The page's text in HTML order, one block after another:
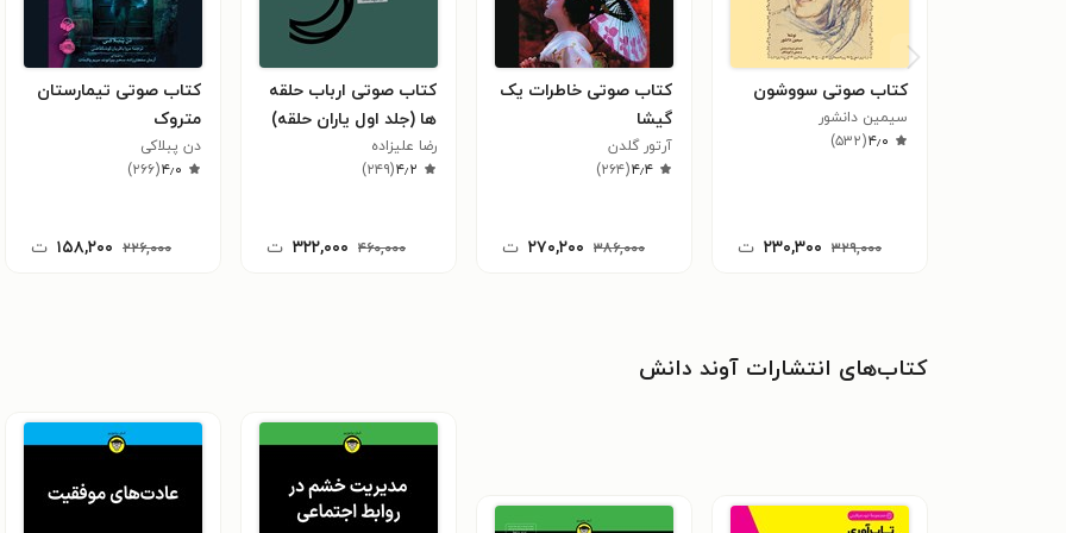
کتاب صوتی سووشون
سیمین دانشور
۴٫۰(۵۳۲)
۳۲۹,۰۰۰ ۲۳۰,۳۰۰ ت
کتاب صوتی خاطرات یک
گیشا
آرتور گلدن
۴٫۴(۲۶۴)
۳۸۶,۰۰۰ ۲۷۰,۲۰۰ ت
کتاب صوتی ارباب حلقه
ها (جلد اول یاران حلقه)
رضا علیزاده
۴٫۲(۲۴۹)
۴۶۰,۰۰۰ ۳۲۲,۰۰۰ ت
کتاب صوتی تیمارستان
متروک
دن پبلاکی
۴٫۰(۲۶۶)
۲۲۶,۰۰۰ ۱۵۸,۲۰۰ ت
کتاب‌های انتشارات آوند دانش